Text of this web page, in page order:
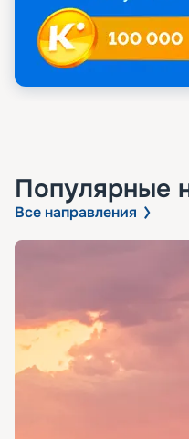
Популярные
Все направления